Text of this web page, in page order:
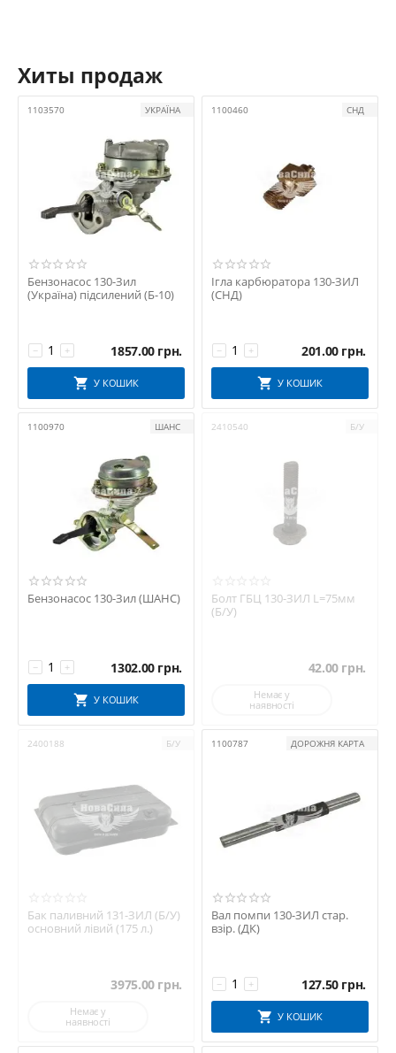
Хиты продаж
1103570 УКРАЇНА
Бензонасос 130-Зил
(Україна) підсилений (Б-10)
+
− 1857.00 грн.
У КОШИК
1100460 СНД
Ігла карбюратора 130-ЗИЛ
(СНД)
+
− 201.00 грн.
У КОШИК
1100970 ШАНС
Бензонасос 130-Зил (ШАНС)
+
− 1302.00 грн.
У КОШИК
2410540 Б/У
Болт ГБЦ 130-ЗИЛ L=75мм
(Б/У)
42.00 грн.
Немає у
наявності
2400188 Б/У
Бак паливний 131-ЗИЛ (Б/У)
основний лівий (175 л.)
3975.00 грн.
Немає у
наявності
1100787 ДОРОЖНЯ КАРТА
Вал помпи 130-ЗИЛ стар.
взір. (ДК)
+
− 127.50 грн.
У КОШИК